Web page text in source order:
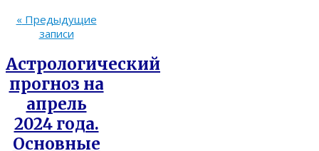
«Предыдущие
записи
Астрологический
прогноз на
апрель
2024 года.
Основные